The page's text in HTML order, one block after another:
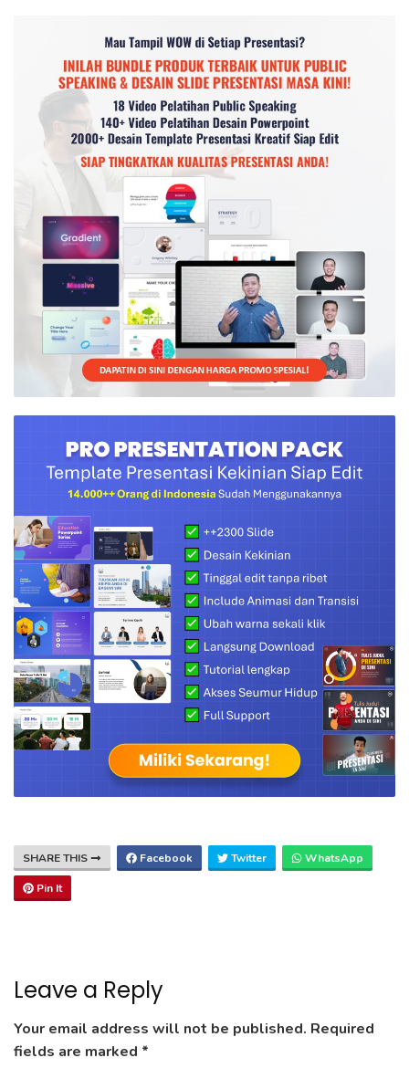
SHARE THIS Facebook Twitter WhatsApp
Pin It
Leave a Reply
Your email address will not be published. Required
fields are marked *